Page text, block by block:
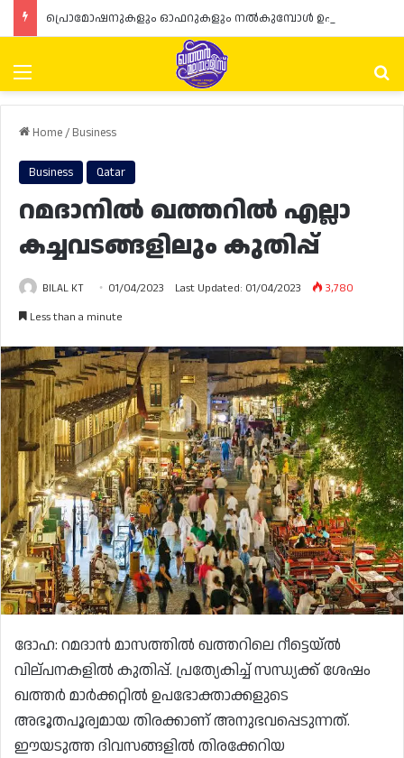
Menu
Home/ Business
Business Qatar
റമദാനിൽ ഖത്തറിൽ എല്ലാ
കച്ചവടങ്ങളിലും കുതിപ്പ്
BILAL KT 01/04/2023 Last Updated: 01/04/2023
3,780
Less than a minute
ദോഹ: റമദാൻ മാസത്തിൽ ഖത്തറിലെ റീട്ടെയ്ൽ
വില്പനകളിൽ കുതിപ്പ്. പ്രത്യേകിച്ച് സന്ധ്യക്ക് ശേഷം
ഖത്തർ മാർക്കറ്റിൽ ഉപഭോക്താക്കളുടെ
അഭൂതപൂര്വമായ തിരക്കാണ് അനുഭവപ്പെടുന്നത്.
ഈയടുത്ത ദിവസങ്ങളിൽ തിരക്കേറിയ